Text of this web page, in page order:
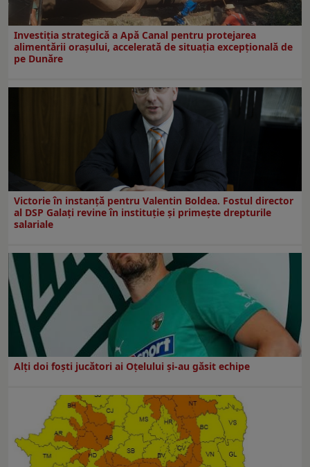
Investiția strategică a Apă Canal pentru protejarea
alimentării orașului, accelerată de situația excepțională de
pe Dunăre
Victorie în instanță pentru Valentin Boldea. Fostul director
al DSP Galați revine în instituție și primește drepturile
salariale
Alți doi foști jucători ai Oțelului și-au găsit echipe